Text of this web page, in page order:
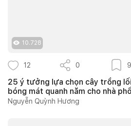
10.728
12 0 9
25 ý tưởng lựa chọn cây trồng
bóng mát quanh năm cho nhà phố
Nguyễn Quỳnh Hương